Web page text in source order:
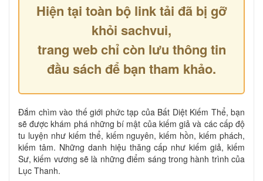
Hiện tại toàn bộ link tải đã bị gỡ
khỏi sachvui,
trang web chỉ còn lưu thông tin
đầu sách để bạn tham khảo.
Đắm chìm vào thế giới phức tạp của Bất Diệt Kiếm Thể, bạn
sẽ được khám phá những bí mật của kiếm giả và các cấp độ
tu luyện như kiếm thể, kiếm nguyên, kiếm hồn, kiếm phách,
kiếm tâm. Những danh hiệu thăng cấp như kiếm giả, kiếm
Sư, kiếm vương sẽ là những điểm sáng trong hành trình của
Lục Thanh.